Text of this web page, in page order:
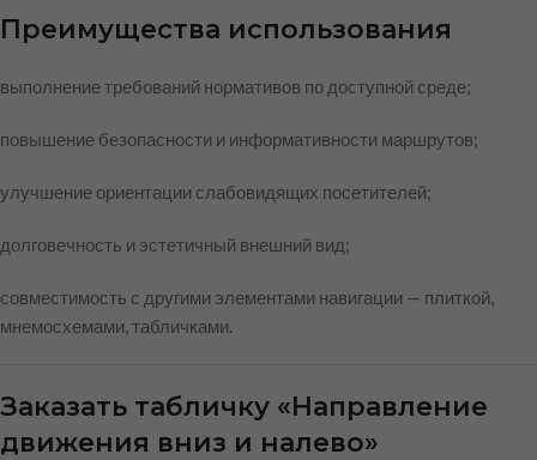
Преимущества использования
выполнение требований нормативов по доступной среде;
повышение безопасности и информативности маршрутов;
улучшение ориентации слабовидящих посетителей;
долговечность и эстетичный внешний вид;
совместимость с другими элементами навигации — плиткой,
мнемосхемами, табличками.
Заказать табличку «Направление
движения вниз и налево»